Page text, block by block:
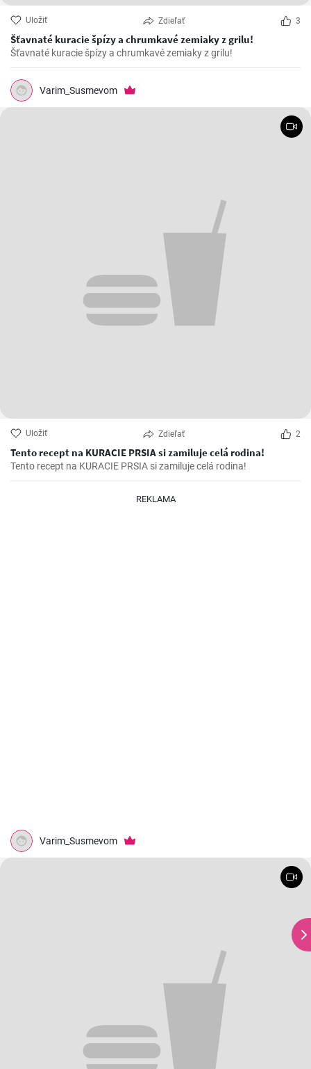
Uložiť Zdieľať 3
Šťavnaté kuracie špízy a chrumkavé zemiaky z grilu!
Šťavnaté kuracie špízy a chrumkavé zemiaky z grilu!
Varim_Susmevom
Uložiť Zdieľať 2
Tento recept na KURACIE PRSIA si zamiluje celá rodina!
Tento recept na KURACIE PRSIA si zamiluje celá rodina!
REKLAMA
Varim_Susmevom